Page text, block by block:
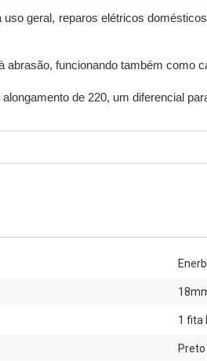
geral, reparos elétricos
abrasão, funcionando também como
de 220, um diferencial
1 fita
Preto